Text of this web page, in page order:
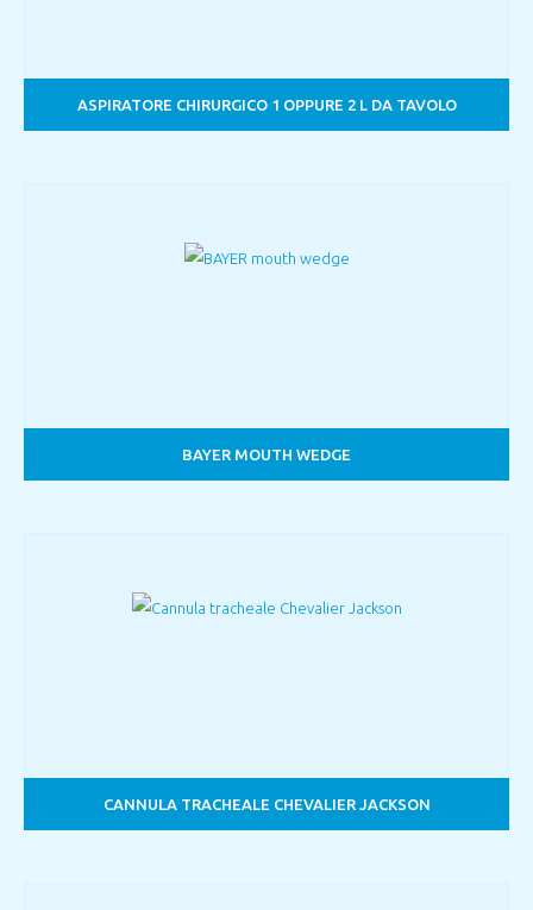
ASPIRATORE CHIRURGICO 1 OPPURE 2 L DA TAVOLO
BAYER MOUTH WEDGE
CANNULA TRACHEALE CHEVALIER JACKSON